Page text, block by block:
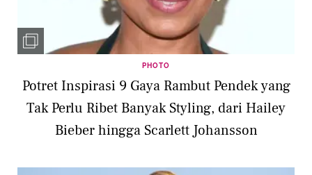
PHOTO
Potret Inspirasi 9 Gaya Rambut Pendek yang
Tak Perlu Ribet Banyak Styling, dari Hailey
Bieber hingga Scarlett Johansson